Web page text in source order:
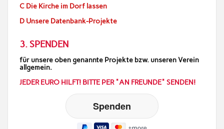
C Die Kirche im Dorf lassen
D Unsere Datenbank-Projekte
3. SPENDEN
für unsere oben genannte Projekte bzw. unseren Verein
allgemein.
JEDER EURO HILFT! BITTE PER "AN FREUNDE" SENDEN!